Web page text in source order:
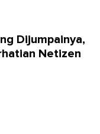
Dijumpainya,
Netizen